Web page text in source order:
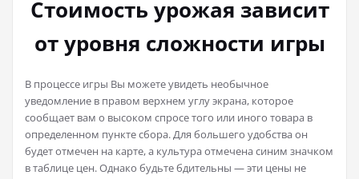
Стоимость урожая зависит
от уровня сложности игры
В процессе игры Вы можете увидеть необычное
уведомление в правом верхнем углу экрана, которое
сообщает вам о высоком спросе того или иного товара в
определенном пункте сбора. Для большего удобства он
будет отмечен на карте, а культура отмечена синим значком
в таблице цен. Однако будьте бдительны — эти цены не